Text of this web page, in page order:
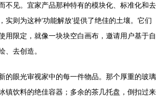
不见。宜家产品那种特有的模块化、标准化和去
实则为这种‘功能解放’提供了绝佳的土壤。它们
用限定，就像一块块空白画布，邀请用户基于自
、去创造。
的眼光审视家中的每一件物品。那个厚重的玻璃
镇饮料的绝佳容器；多余的茶几托盘，倒扣过来